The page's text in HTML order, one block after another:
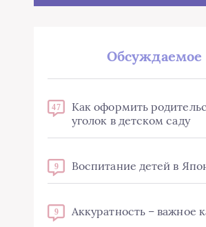
Обсуждаемое
47
Как оформить
уголок в детском саду
9 Воспитание детей в
9 Аккуратность – важное